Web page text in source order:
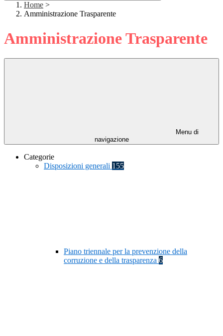
Home >
Amministrazione Trasparente
Amministrazione Trasparente
Menu di
navigazione
Categorie
Disposizioni generali 155
Piano triennale per la prevenzione della
corruzione e della trasparenza 6